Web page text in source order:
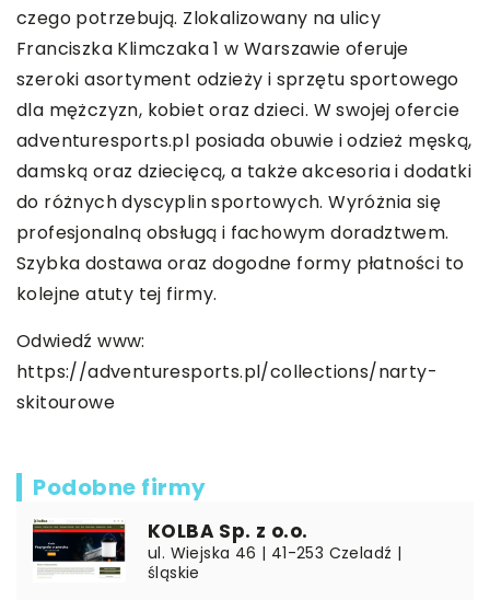
czego potrzebują. Zlokalizowany na ulicy
Franciszka Klimczaka 1 w Warszawie oferuje
szeroki asortyment odzieży i sprzętu sportowego
dla mężczyzn, kobiet oraz dzieci. W swojej ofercie
adventuresports.pl posiada obuwie i odzież męską,
damską oraz dziecięcą, a także akcesoria i dodatki
do różnych dyscyplin sportowych. Wyróżnia się
profesjonalną obsługą i fachowym doradztwem.
Szybka dostawa oraz dogodne formy płatności to
kolejne atuty tej firmy.
Odwiedź www:
https://adventuresports.pl/collections/narty-
skitourowe
Podobne firmy
KOLBA Sp. z o.o.
ul. Wiejska 46 | 41-253 Czeladź |
śląskie